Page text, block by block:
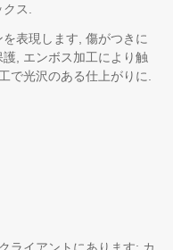
ス.
表現します, 傷がつきに
, エンボス加工により触
で光沢のある仕上がりに.